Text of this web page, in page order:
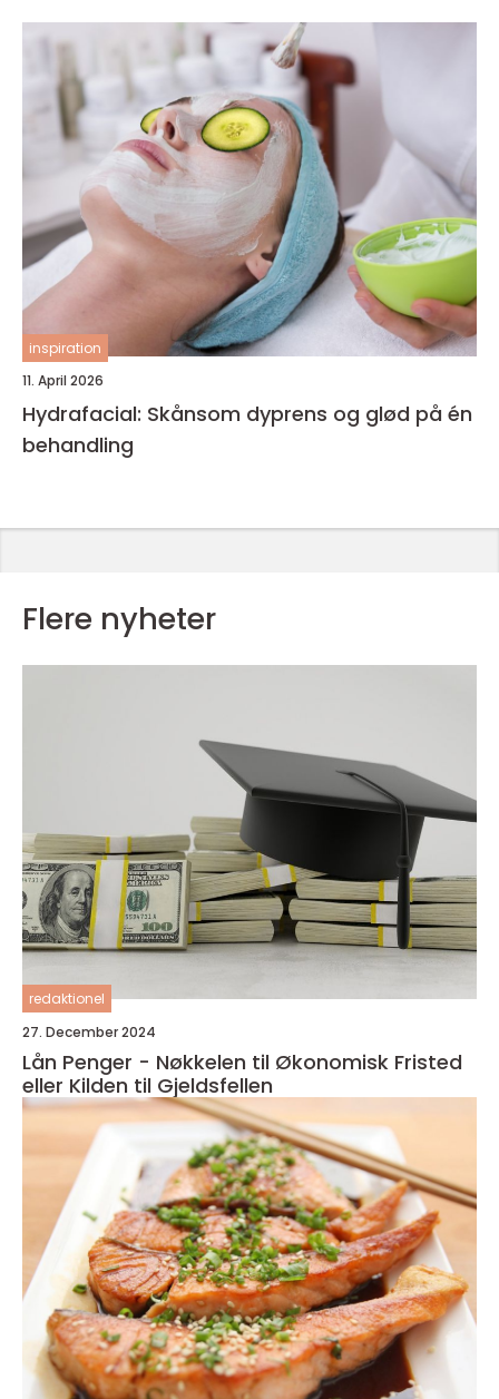
inspiration
11. April 2026
Hydrafacial: Skånsom dyprens og glød på én
behandling
Flere nyheter
redaktionel
27. December 2024
Lån Penger - Nøkkelen til Økonomisk Fristed
eller Kilden til Gjeldsfellen